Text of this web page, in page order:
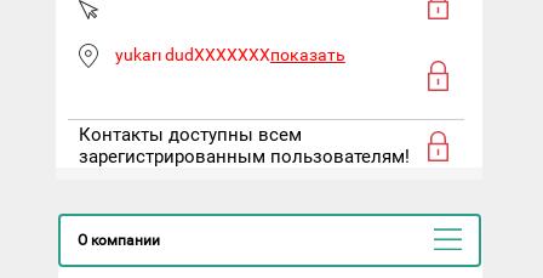
yukarı dudXXXXXXXпоказать
Контакты доступны всем
зарегистрированным пользователям!
О компании